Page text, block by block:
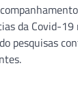
da Covid-
pesquisas